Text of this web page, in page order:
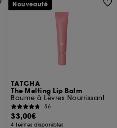
TATCHA
The Melting Lip Balm
Baume à Lèvres Nourrissant
56
33,00€
4 teintes disponibles
Nouveauté